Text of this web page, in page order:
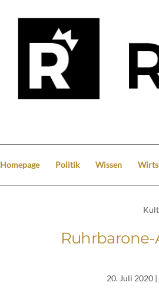
Homepage Politik Wissen
20. Juli 2020|